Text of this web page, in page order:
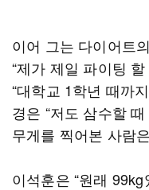
이어 그는 다이어트
“제가 제일 파이팅
“대학교 1학년 때까
경은 “저도 삼수할
무게를 찍어본 사람
이석훈은 “원래